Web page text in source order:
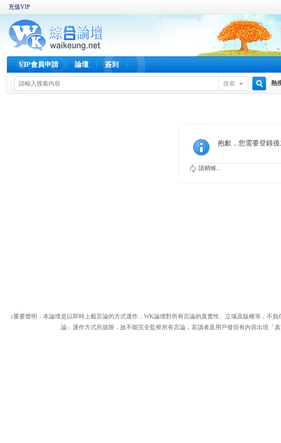
充值VIP
VIP會員申請 論壇 簽到
搜索
索
熱
抱歉，您需要登錄
請稍候...
c重要聲明：本論壇是以即時上載言論的方式運作，WK論壇對所有言論的真實性、立場及版權等，不
論」運作方式所規限，故不能完全監察所有言論，若讀者及用戶發現有內容出現「